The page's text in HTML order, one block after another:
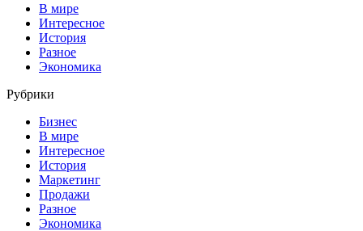
В мире
Интересное
История
Разное
Экономика
Рубрики
Бизнес
В мире
Интересное
История
Маркетинг
Продажи
Разное
Экономика